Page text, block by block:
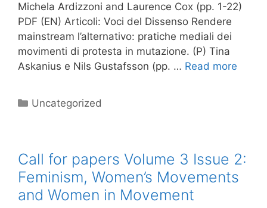
Michela Ardizzoni and Laurence Cox (pp. 1-22)
PDF (EN) Articoli: Voci del Dissenso Rendere
mainstream l’alternativo: pratiche mediali dei
movimenti di protesta in mutazione. (P) Tina
Askanius e Nils Gustafsson (pp. … Read more
Categories
Uncategorized
Call for papers Volume 3 Issue 2:
Feminism, Women’s Movements
and Women in Movement